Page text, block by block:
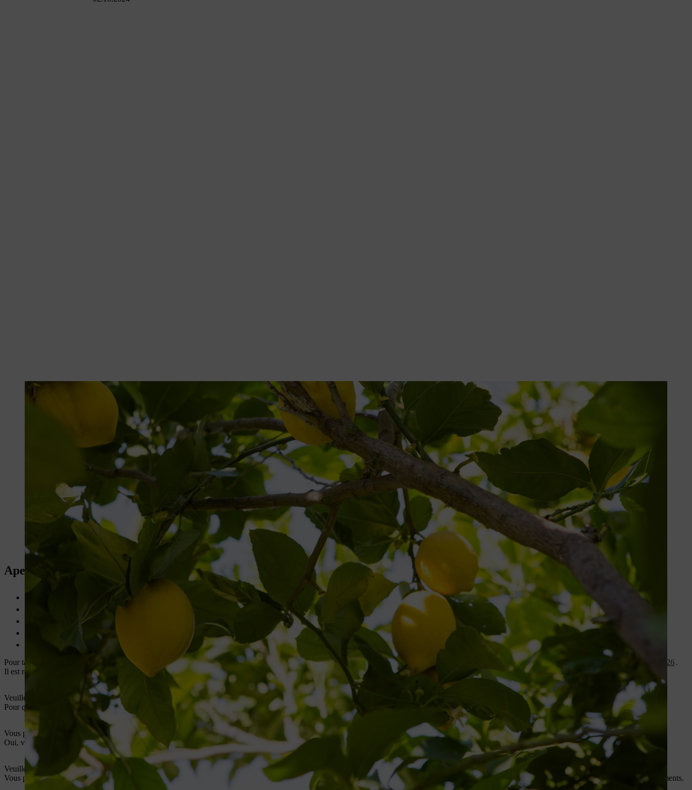
Aperçu : la taille du citronnier
Tailler le citronnier de préférence au printemps
Utiliser pour la taille un outil tranchant de grande qualité
La taille de formation permet de donner une belle forme à la couronne
La taille de rajeunissement redonne de la vitalité à un vieux citronnier
La taille est essentielle pour obtenir une croissance saine et beaucoup de fruits
Pour tailler votre citronnier, utilisez toujours un
sécateurpropre et tranchant, par exemple unSTIHL Bypass PG 10 . Pour les grosses branches, vous pouvez utiliser la scie de jardin à batterie STIHL GTA 26.
Il est recommandé de tailler un citronnier à la fin de l’hiver ou début printemps, par exemple en février ou en mars. Cela permet au citronnier de former de nouvelles pousses vigoureuses.
Veuillez cependant respecter les réglementations locales concernant la taille. Consultez votre commune pour plus d'informations.
Pour que votre citronnier pousse harmonieusement et symétriquement, effectuez chaque année une taille intensive, de préférence à la fin de l’hiver ou au début du printemps.
Vous pouvez également effectuer de petites tailles d’entretien toute l’année si nécessaire, afin que votre citronnier conserve une forme élégante.
Oui, vous pouvez tailler fortement un citronnier au début du printemps pour lui donner une nouvelle vie, mais le citronnier ne repousse pas très vite à nos latitudes.
Veuillez cependant respecter les réglementations locales concernant la taille. Consultez votre commune pour plus d'informations.
Vous pouvez reconnaître un gourmand sur le citronnier à sa longueur, à sa finesse et à sa croissance verticale. Il ne peut pas produire de fleurs ni de fruits. Il est donc inutile au citronnier, et le prive de nutriments.